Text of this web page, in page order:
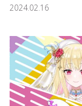
2024.02.16